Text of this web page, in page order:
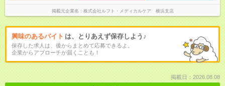
掲載元企業名 株式会社ルフト・メディカルケア 横浜支店
興味のあるバイト は、とりあえず保存しよう♪
保存した求人は、後からまとめて応募できるよ。
企業からアプローチが届くことも！
掲載日：2026.08.08